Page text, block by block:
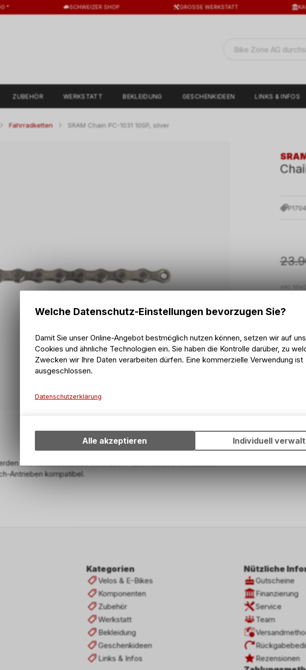
* SCHWEIZER SHOP GROSSE WERKSTATT
ZUBEHÖR WERKSTATT BEKLEIDUNG GESCHENKIDEEN LINKS & INFOS
Fahrradketten SRAM Chain PC-1031 10SP, silver
inkl.
2 -
2 - 5
das Kettenschloss PowerLock® und massive Kettenniete
Antrieben kompatibel.
Kategorien
Velos & E-Bikes
Komponenten
Zubehör
Werkstatt
Bekleidung
Geschenkideen
Links & Infos
Nützliche
Gutscheine
Finanzierung
Service
Team
Rezensionen
Welche Datenschutz-Einstellungen bevorzugen Sie?
Damit Sie unser Online-Angebot bestmöglich nutzen können, setzen wir auf
Cookies und ähnliche Technologien ein. Sie haben die Kontrolle darüber, zu
Zwecken wir Ihre Daten verarbeiten dürfen. Eine kommerzielle Verwendung ist
ausgeschlossen.
Datenschutzerklärung
Ihrem Gerät, um die grundlegenden Funktionen unseres Online-
wie die Verwendung des Warenkorbs, zu ermöglichen. Bitte
Informationen zulassen.
Alle akzeptieren Individuell